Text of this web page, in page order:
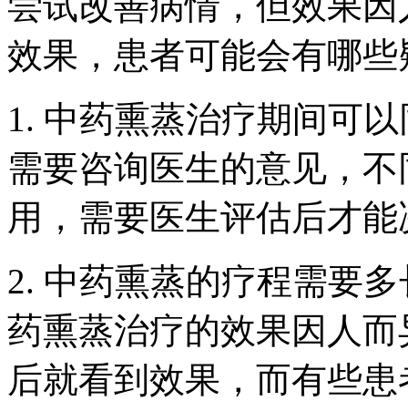
效果，患者可能会有哪
1. 中药熏蒸治疗期间可
需要咨询医生的意见，
用，需要医生评估后才
2. 中药熏蒸的疗程需要
药熏蒸治疗的效果因人
后就看到效果，而有些